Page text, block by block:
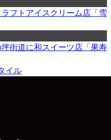
フトアイスクリーム店「雪
街道に和スイーツ店「果寿
イル